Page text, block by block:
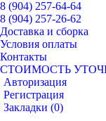
8 (904) 257-64-64
8 (904) 257-26-62
Доставка и сборка
Условия оплаты
Контакты
СТОИМОСТЬ
Авторизация
Регистрация
Закладки (0)